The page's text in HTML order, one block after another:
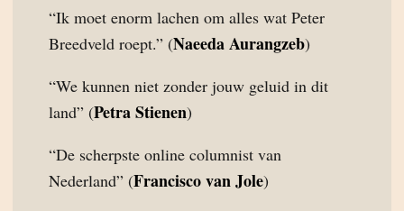
“Ik moet enorm lachen om alles wat Peter
Breedveld roept.” (Naeeda Aurangzeb)
“We kunnen niet zonder jouw geluid in dit
land” (Petra Stienen)
“De scherpste online columnist van
Nederland” (Francisco van Jole)